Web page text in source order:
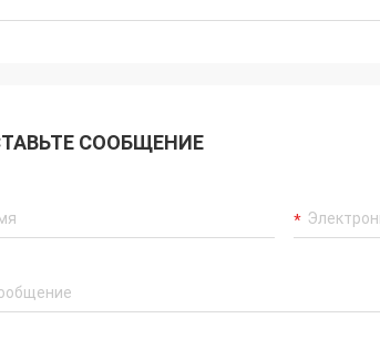
СООБЩЕНИЕ